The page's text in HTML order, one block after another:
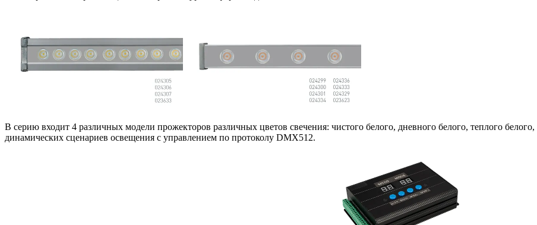
В серию входит 4 различных модели прожекторов различных цветов свечения: чистого белого, дневного белого, теплого
динамических сценариев освещения с управлением по протоколу DMX512.